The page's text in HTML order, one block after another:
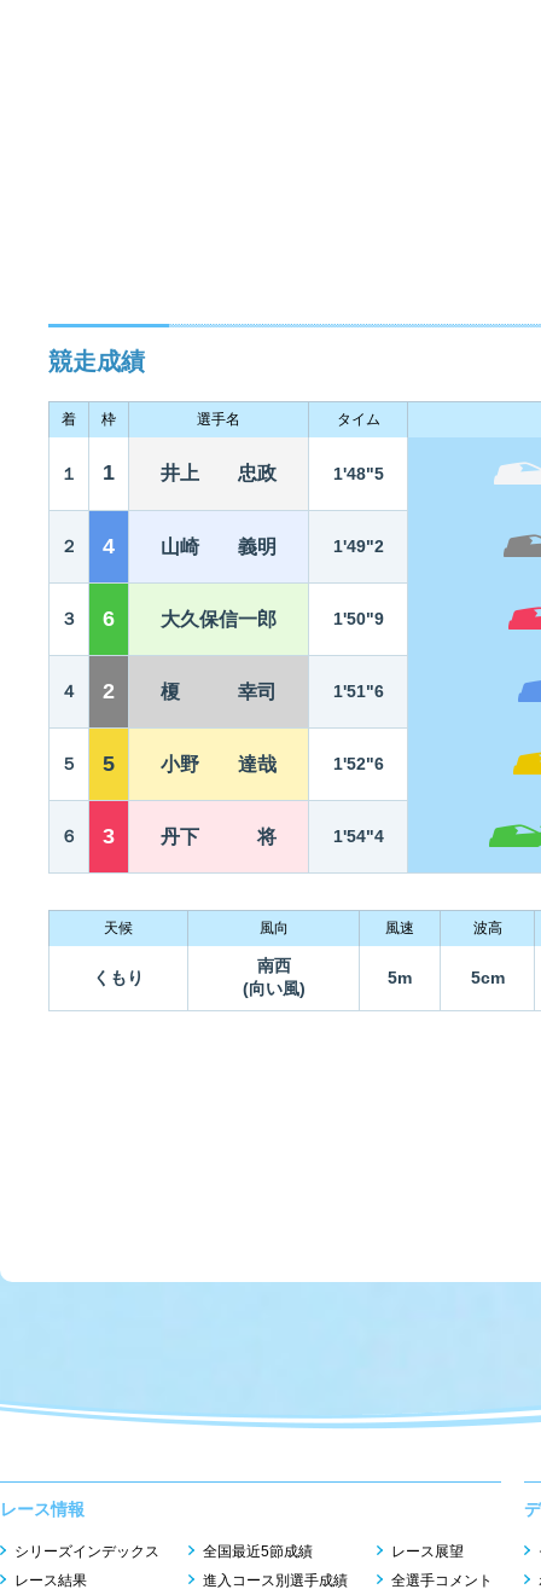
競走成績
着 枠 選手名 タイム
１ 1 井上 忠政 1'48"5
２ 4 山崎 義明 1'49"2
３ 6 大久保信一郎 1'50"9
４ 2 榎 幸司 1'51"6
５ 5 小野 達哉 1'52"6
６ 3 丹下 将 1'54"4
天候 風向 風速 波高
くもり
南西
(向い風)
5m 5cm
レース情報
シリーズインデックス
レース結果
全国最近5節成績
進入コース別選手成績
レース展望
全選手コメント